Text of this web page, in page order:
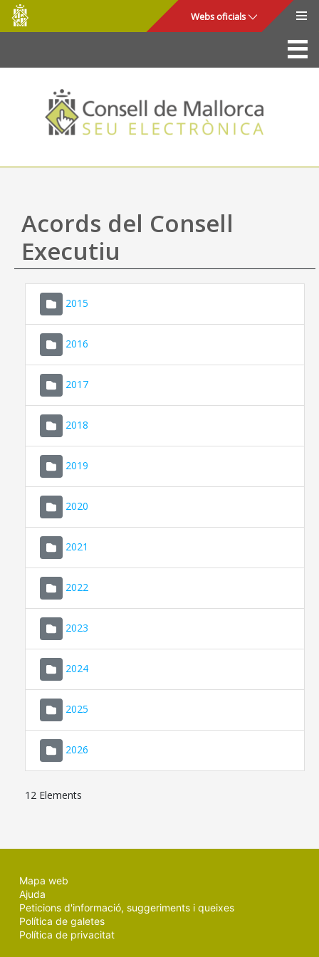
Salta al contingut principal
Consell
de
Mallorca
Webs oficials
La Seu
Consell de Mallorca
Accés i seguretat
Utilitats
Ajuda
Acords del Consell
Executiu
2015
2016
2017
2018
2019
2020
2021
2022
2023
2024
2025
2026
12 Elements
Mapa web
Ajuda
Peticions d'informació, suggeriments i queixes
Política de galetes
Política de privacitat